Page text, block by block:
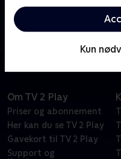
Kun
Lasse Rimmer er vært,
skal bluffe, gætte, købe
masse loppefund i
Om TV 2 Play
Priser og abonnement
Her kan du se TV 2 Play
Gavekort til TV 2 Play
Support og